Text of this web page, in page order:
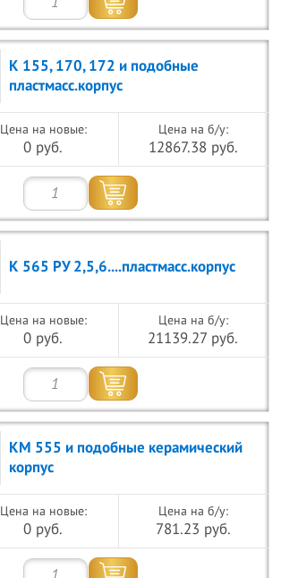
К 155, 170, 172 и подобные
пластмасс.корпус
Цена на новые:
0 руб.
Цена на б/у:
12867.38 руб.
К 565 РУ 2,5,6....пластмасс.корпус
Цена на новые:
0 руб.
Цена на б/у:
21139.27 руб.
КМ 555 и подобные керамический
корпус
Цена на новые:
0 руб.
Цена на б/у:
781.23 руб.